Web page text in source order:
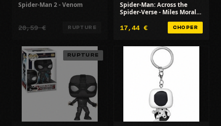
Spider-Man 2 - Venom
20,59 € RUPTURE
Spider-Man: Across the
Spider-Verse - Miles Morales
17,44 € CHOPER
RUPTURE